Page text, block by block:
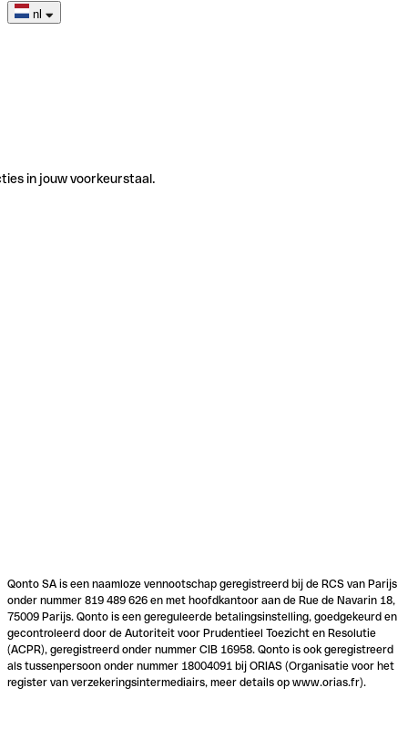
nl
in jouw voorkeurstaal.
Qonto SA is een naamloze vennootschap geregistreerd bij de RCS van Parijs
onder nummer 819 489 626 en met hoofdkantoor aan de Rue de Navarin 18,
75009 Parijs. Qonto is een gereguleerde betalingsinstelling, goedgekeurd en
gecontroleerd door de Autoriteit voor Prudentieel Toezicht en Resolutie
(ACPR), geregistreerd onder nummer CIB 16958. Qonto is ook geregistreerd
als tussenpersoon onder nummer 18004091 bij ORIAS (Organisatie voor het
register van verzekeringsintermediairs, meer details op www.orias.fr).